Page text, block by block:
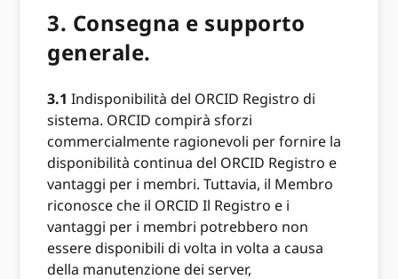
3. Consegna e supporto
generale.
3.1 Indisponibilità del ORCID Registro di
sistema. ORCID compirà sforzi
commercialmente ragionevoli per fornire la
disponibilità continua del ORCID Registro e
vantaggi per i membri. Tuttavia, il Membro
riconosce che il ORCID Il Registro e i
vantaggi per i membri potrebbero non
essere disponibili di volta in volta a causa
della manutenzione dei server,